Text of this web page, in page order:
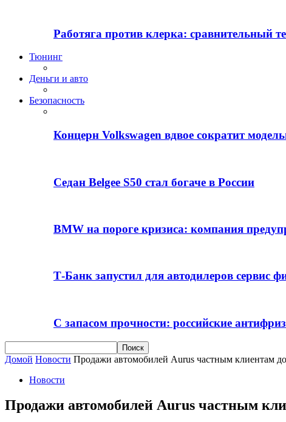
Работяга против клерка: сравнительный
Тюнинг
Деньги и авто
Безопасность
Концерн Volkswagen вдвое сократит
Седан Belgee S50 стал богаче в России
BMW на пороге кризиса: компания
Т-Банк запустил для автодилеров сервис
С запасом прочности: российские
Домой Новости Продажи автомобилей Aurus частным клиентам
Новости
Продажи автомобилей Aurus частным